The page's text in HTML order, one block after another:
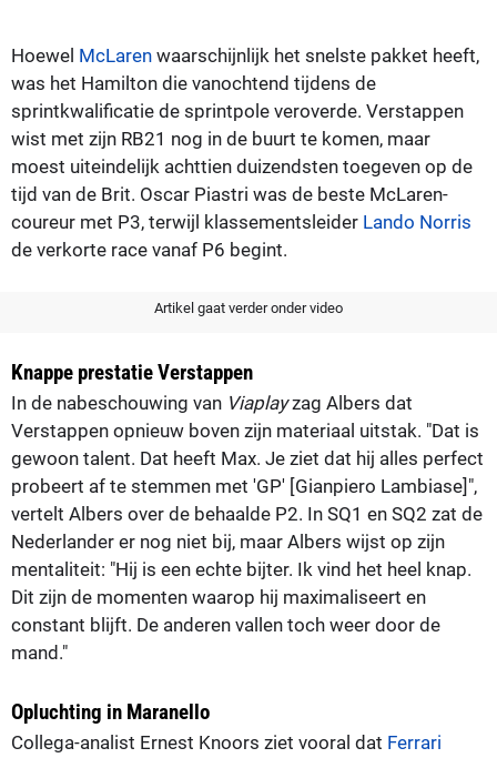
Hoewel McLaren waarschijnlijk het snelste pakket heeft,
was het Hamilton die vanochtend tijdens de
sprintkwalificatie de sprintpole veroverde. Verstappen
wist met zijn RB21 nog in de buurt te komen, maar
moest uiteindelijk achttien duizendsten toegeven op de
tijd van de Brit. Oscar Piastri was de beste McLaren-
coureur met P3, terwijl klassementsleider Lando Norris
de verkorte race vanaf P6 begint.
Artikel gaat verder onder video
Knappe prestatie Verstappen
In de nabeschouwing van Viaplayzag Albers dat
Verstappen opnieuw boven zijn materiaal uitstak. "Dat is
gewoon talent. Dat heeft Max. Je ziet dat hij alles perfect
probeert af te stemmen met 'GP' [Gianpiero Lambiase]",
vertelt Albers over de behaalde P2. In SQ1 en SQ2 zat de
Nederlander er nog niet bij, maar Albers wijst op zijn
mentaliteit: "Hij is een echte bijter. Ik vind het heel knap.
Dit zijn de momenten waarop hij maximaliseert en
constant blijft. De anderen vallen toch weer door de
mand."
Opluchting in Maranello
Collega-analist Ernest Knoors ziet vooral dat Ferrari